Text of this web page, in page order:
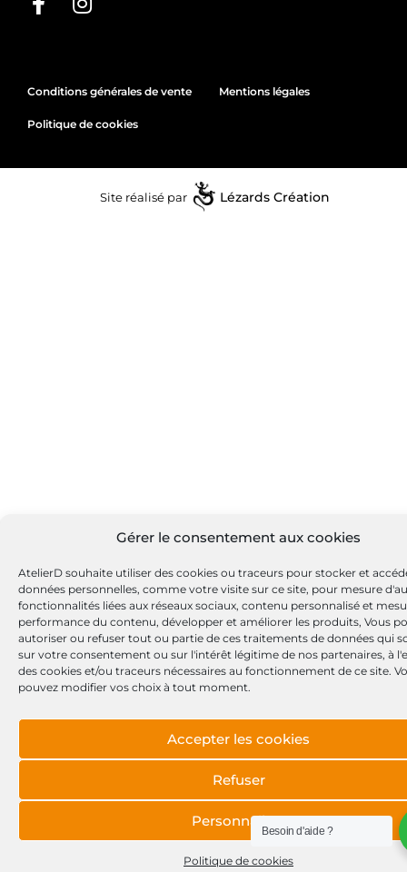
Gérer le consentement aux cookies
AtelierD souhaite utiliser des cookies ou traceurs pour stocker et
données personnelles, comme votre visite sur ce site, pour mesure
fonctionnalités liées aux réseaux sociaux, contenu personnalisé et
performance du contenu, développer et améliorer les produits, Vous
autoriser ou refuser tout ou partie de ces traitements de données qui
sur votre consentement ou sur l'intérêt légitime de nos partenaires, à
des cookies et/ou traceurs nécessaires au fonctionnement de ce site.
pouvez modifier vos choix à tout moment.
Accepter les cookies
Refuser
Personnaliser
Politique de cookies
Conditions générales de vente Mentions légales
Politique de cookies
Site réalisé par Lézards Création
Besoin d'aide ?